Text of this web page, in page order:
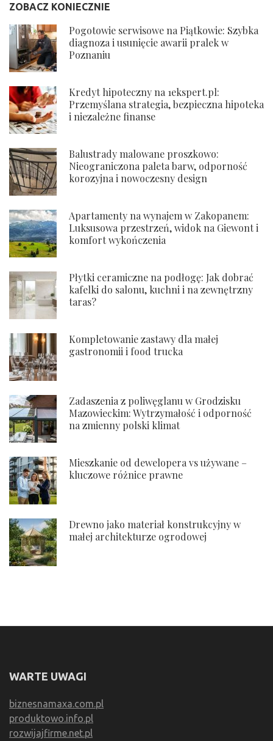
ZOBACZ KONIECZNIE
Pogotowie serwisowe na Piątkowie: Szybka
diagnoza i usunięcie awarii pralek w
Poznaniu
Kredyt hipoteczny na 1ekspert.pl:
Przemyślana strategia, bezpieczna hipoteka
i niezależne finanse
Balustrady malowane proszkowo:
Nieograniczona paleta barw, odporność
korozyjna i nowoczesny design
Apartamenty na wynajem w Zakopanem:
Luksusowa przestrzeń, widok na Giewont i
komfort wykończenia
Płytki ceramiczne na podłogę: Jak dobrać
kafelki do salonu, kuchni i na zewnętrzny
taras?
Kompletowanie zastawy dla małej
gastronomii i food trucka
Zadaszenia z poliwęglanu w Grodzisku
Mazowieckim: Wytrzymałość i odporność
na zmienny polski klimat
Mieszkanie od dewelopera vs używane –
kluczowe różnice prawne
Drewno jako materiał konstrukcyjny w
małej architekturze ogrodowej
WARTE UWAGI
biznesnamaxa.com.pl
produktowo.info.pl
rozwijajfirme.net.pl